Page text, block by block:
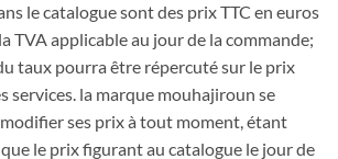
le catalogue sont des prix TTC en euros
TVA applicable au jour de la commande;
taux pourra être répercuté sur le prix
services. la marque mouhajiroun se
ses prix à tout moment, étant
le prix figurant au catalogue le jour de